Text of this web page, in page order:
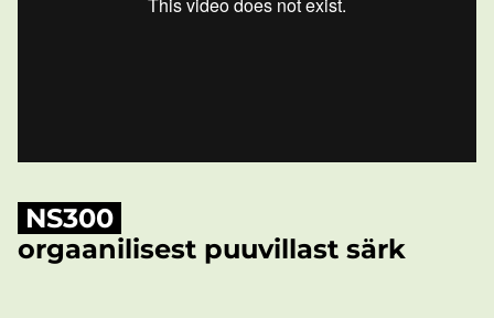
NS300
orgaanilisest puuvillast särk